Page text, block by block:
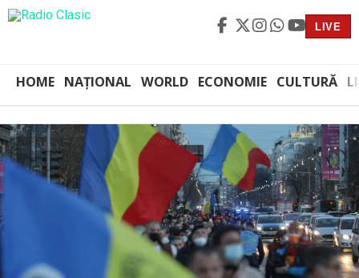
LIVE
HOME NAȚIONAL WORLD ECONOMIE CULTURĂ